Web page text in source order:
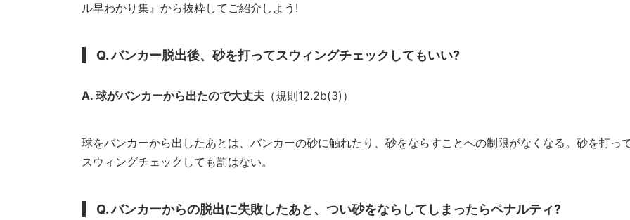
ル早わかり集』から抜粋してご紹介しよう!
Q. バンカー脱出後、砂を打ってスウィングチェックしてもいい?
A. 球がバンカーから出たので大丈夫 （規則12.2b(3)）
球をバンカーから出したあとは、バンカーの砂に触れたり、砂をならすことへの制限がなくなる。砂を打っ
スウィングチェックしても罰はない。
Q. バンカーからの脱出に失敗したあと、つい砂をならしてしまったらペナルティ?